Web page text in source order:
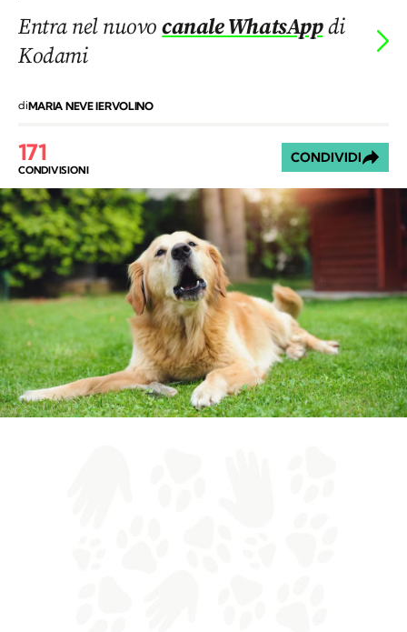
Entra nel nuovocanale WhatsAppdi
Kodami
diMARIA NEVE IERVOLINO
171
CONDIVISIONI
CONDIVIDI